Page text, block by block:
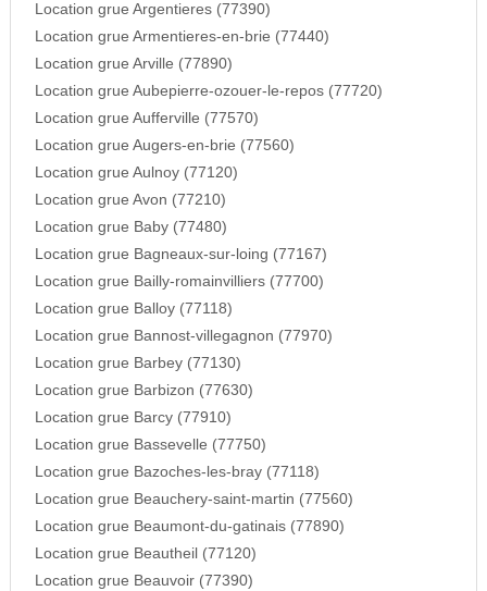
Location grue Argentieres (77390)
Location grue Armentieres-en-brie (77440)
Location grue Arville (77890)
Location grue Aubepierre-ozouer-le-repos (77720)
Location grue Aufferville (77570)
Location grue Augers-en-brie (77560)
Location grue Aulnoy (77120)
Location grue Avon (77210)
Location grue Baby (77480)
Location grue Bagneaux-sur-loing (77167)
Location grue Bailly-romainvilliers (77700)
Location grue Balloy (77118)
Location grue Bannost-villegagnon (77970)
Location grue Barbey (77130)
Location grue Barbizon (77630)
Location grue Barcy (77910)
Location grue Bassevelle (77750)
Location grue Bazoches-les-bray (77118)
Location grue Beauchery-saint-martin (77560)
Location grue Beaumont-du-gatinais (77890)
Location grue Beautheil (77120)
Location grue Beauvoir (77390)